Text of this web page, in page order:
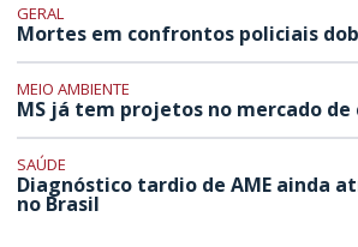
GERAL
Mortes em confrontos policiais
MEIO AMBIENTE
MS já tem projetos no mercado de
SAÚDE
Diagnóstico tardio de AME ainda
no Brasil